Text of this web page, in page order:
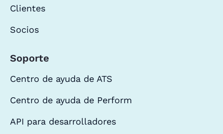
Clientes
Socios
Soporte
Centro de ayuda de ATS
Centro de ayuda de Perform
API para desarrolladores